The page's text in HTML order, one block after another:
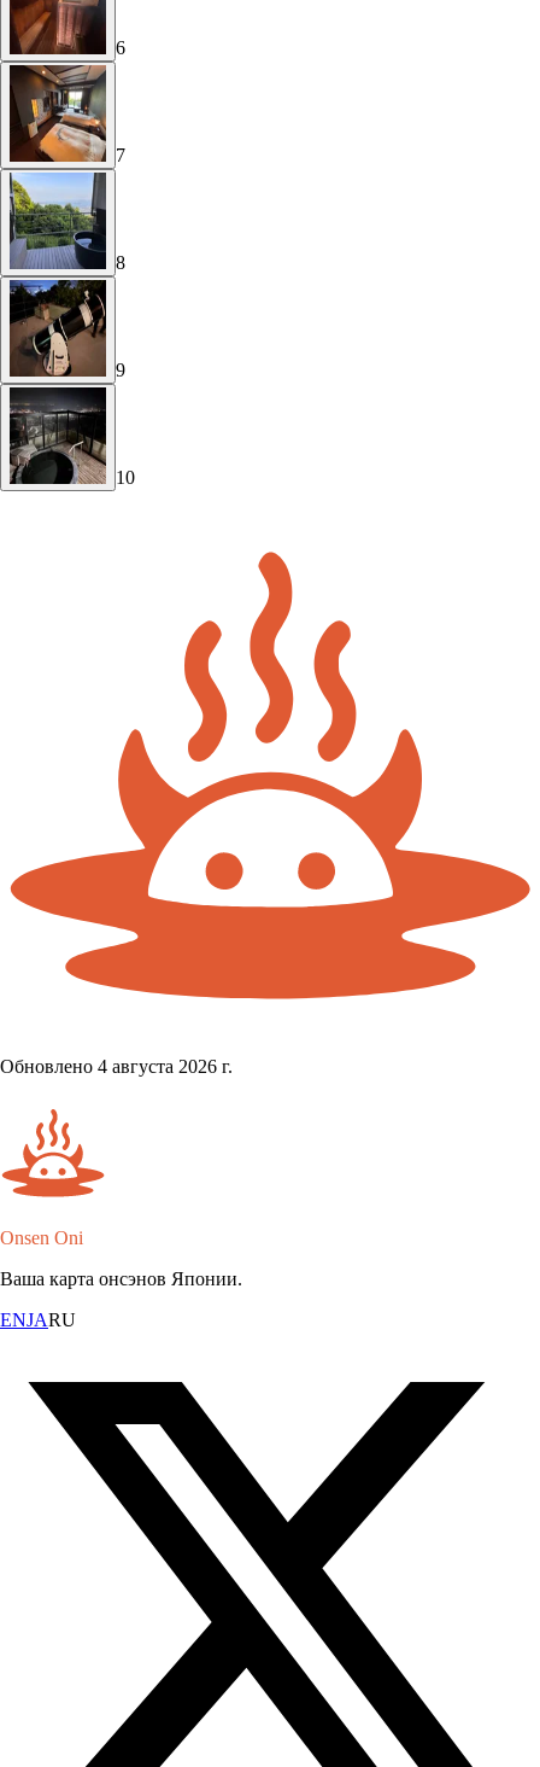
6
7
8
9
10
Обновлено 4 августа 2026 г.
Onsen Oni
Ваша карта онсэнов Японии.
ENJARU